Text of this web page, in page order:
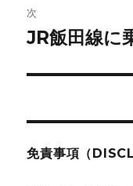
ー
ン
次
次
投
JR飯田線に
免責事項（